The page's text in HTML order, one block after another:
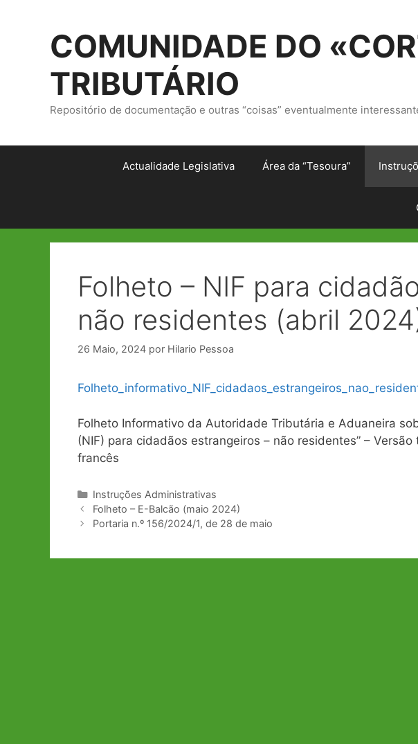
COMUNIDADE DO
TRIBUTÁRIO
Repositório de documentação e outras “coisas” eventualmente
Actualidade Legislativa Área da “Tesoura”
Folheto – NIF para
não residentes (abril
26 Maio, 2024 por Hilario Pessoa
Folheto Informativo da Autoridade Tributária e Aduaneira
(NIF) para cidadãos estrangeiros – não residentes” –
francês
Categorias
Instruções Administrativas
Navegação
de
Folheto – E-Balcão (maio 2024)
Portaria n.º 156/2024/1, de 28 de maio